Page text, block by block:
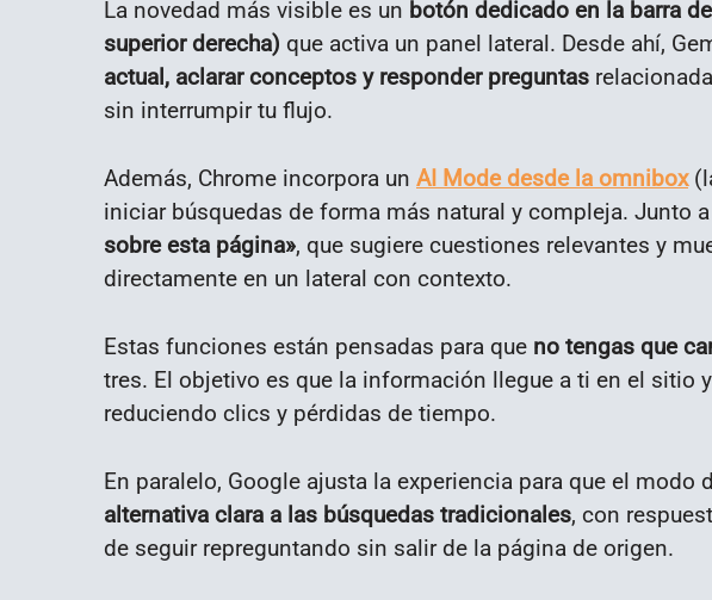
La novedad más visible es un botón dedicado en la barra
superior derecha) que activa un panel lateral. Desde ahí,
actual, aclarar conceptos y responder preguntas
sin interrumpir tu flujo.
Además, Chrome incorpora un AI Mode desde la omnibox
iniciar búsquedas de forma más natural y compleja. Junto
sobre esta página», que sugiere cuestiones relevantes y
directamente en un lateral con contexto.
Estas funciones están pensadas para que no tengas que
tres. El objetivo es que la información llegue a ti en el sitio
reduciendo clics y pérdidas de tiempo.
En paralelo, Google ajusta la experiencia para que el modo
alternativa clara a las búsquedas tradicionales, con
de seguir repreguntando sin salir de la página de origen.